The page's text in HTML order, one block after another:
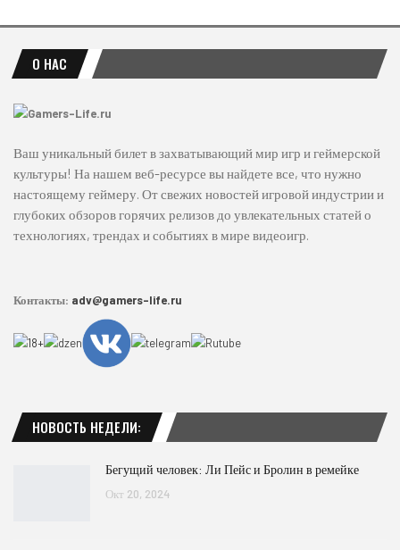
О НАС
Ваш уникальный билет в захватывающий мир игр и геймерской
культуры! На нашем веб-ресурсе вы найдете все, что нужно
настоящему геймеру. От свежих новостей игровой индустрии и
глубоких обзоров горячих релизов до увлекательных статей о
технологиях, трендах и событиях в мире видеоигр.
Контакты: adv@gamers-life.ru
НОВОСТЬ НЕДЕЛИ:
Бегущий человек: Ли Пейс и Бролин в ремейке
Окт 20, 2024